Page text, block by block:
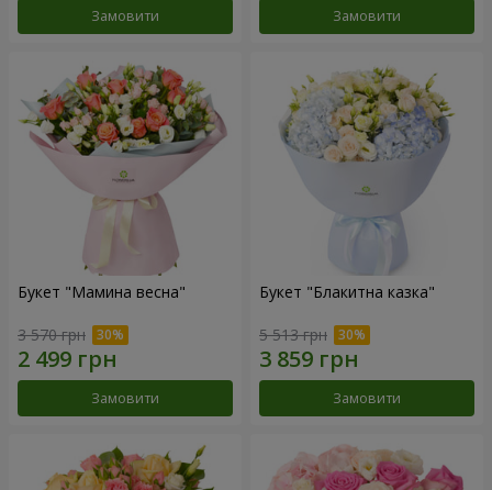
Замовити Замовити
Букет "Мамина весна"
3 570 грн
Замовити
Букет "Блакитна казка"
5 513 грн
Замовити